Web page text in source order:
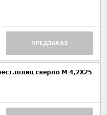
ПРЕДЗАКАЗ
сверло М 4,2Х25